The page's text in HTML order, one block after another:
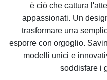
è ciò che cattura
appassionati. Un
trasformare una
esporre con orgoglio.
modelli unici e
soddisfare i